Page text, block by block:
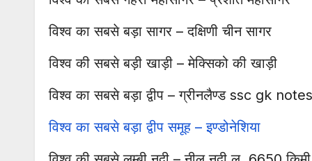
विश्व का सबसे बड़ा सागर – दक्षिणी चीन सागर
विश्व की सबसे बड़ी खाड़ी – मेक्सिको की खाड़ी
विश्व का सबसे बड़ा द्वीप – ग्रीनलैण्ड ssc gk notes
विश्व का सबसे बड़ा द्वीप समूह – इण्डोनेशिया